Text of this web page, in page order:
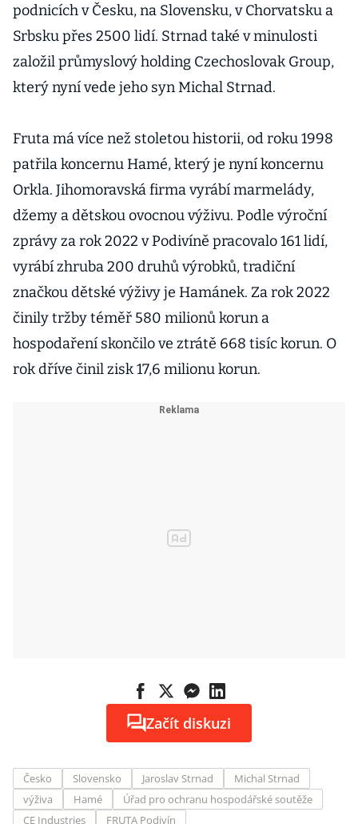
podnicích v Česku, na Slovensku, v Chorvatsku a
Srbsku přes 2500 lidí. Strnad také v minulosti
založil průmyslový holding Czechoslovak Group,
který nyní vede jeho syn Michal Strnad.
Fruta má více než stoletou historii, od roku 1998
patřila koncernu Hamé, který je nyní koncernu
Orkla. Jihomoravská firma vyrábí marmelády,
džemy a dětskou ovocnou výživu. Podle výroční
zprávy za rok 2022 v Podivíně pracovalo 161 lidí,
vyrábí zhruba 200 druhů výrobků, tradiční
značkou dětské výživy je Hamánek. Za rok 2022
činily tržby téměř 580 milionů korun a
hospodaření skončilo ve ztrátě 668 tisíc korun. O
rok dříve činil zisk 17,6 milionu korun.
Začít diskuzi
Česko Slovensko Jaroslav Strnad
Michal Strnad
výživa
Hamé
Úřad pro ochranu hospodářské soutěže
CE Industries
FRUTA Podivín